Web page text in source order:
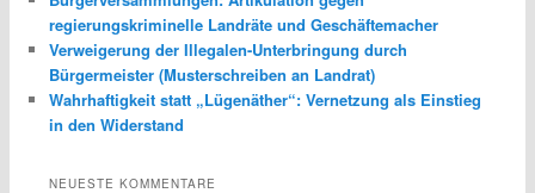
regierungskriminelle Landräte und Geschäftemacher
Verweigerung der Illegalen-Unterbringung durch
Bürgermeister (Musterschreiben an Landrat)
Wahrhaftigkeit statt „Lügenäther“: Vernetzung als Einstieg
in den Widerstand
NEUESTE KOMMENTARE